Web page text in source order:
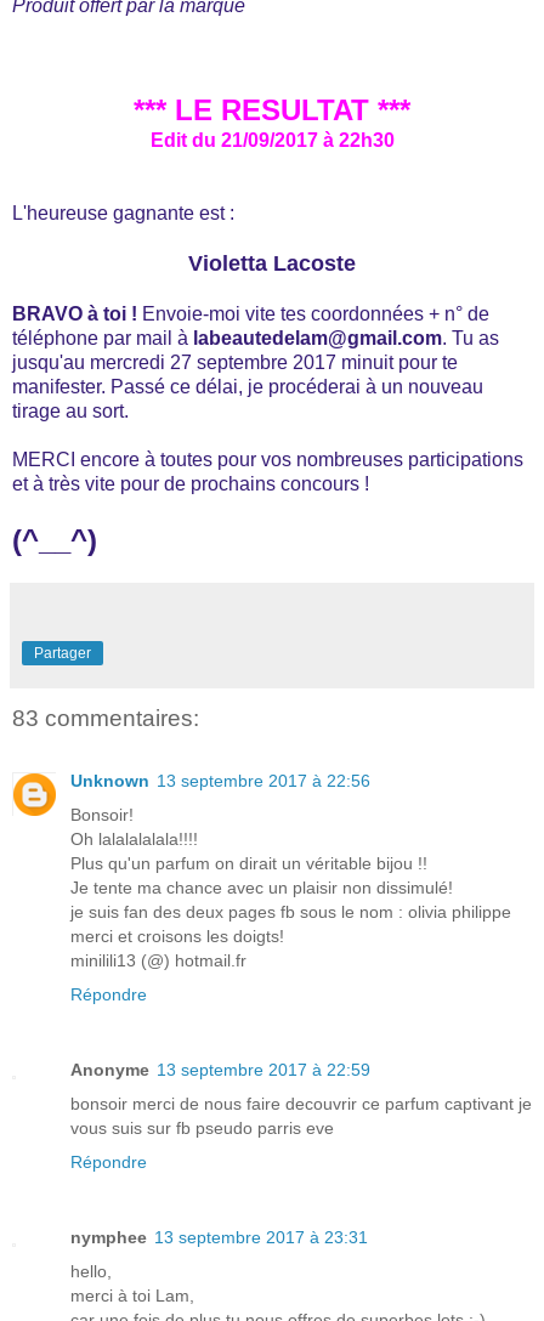
Produit offert par la marque
*** LE RESULTAT ***
Edit du 21/09/2017 à 22h30
L'heureuse gagnante est :
Violetta Lacoste
BRAVO à toi ! Envoie-moi vite tes coordonnées + n° de
téléphone par mail à labeautedelam@gmail.com. Tu as
jusqu'au mercredi 27 septembre 2017 minuit pour te
manifester. Passé ce délai, je procéderai à un nouveau
tirage au sort.
MERCI encore à toutes pour vos nombreuses participations
et à très vite pour de prochains concours !
(^__^)
Partager
83 commentaires:
Unknown 13 septembre 2017 à 22:56
Bonsoir!
Oh lalalalalala!!!!
Plus qu'un parfum on dirait un véritable bijou !!
Je tente ma chance avec un plaisir non dissimulé!
je suis fan des deux pages fb sous le nom : olivia philippe
merci et croisons les doigts!
minilili13 (@) hotmail.fr
Répondre
Anonyme 13 septembre 2017 à 22:59
bonsoir merci de nous faire decouvrir ce parfum captivant je
vous suis sur fb pseudo parris eve
Répondre
nymphee 13 septembre 2017 à 23:31
hello,
merci à toi Lam,